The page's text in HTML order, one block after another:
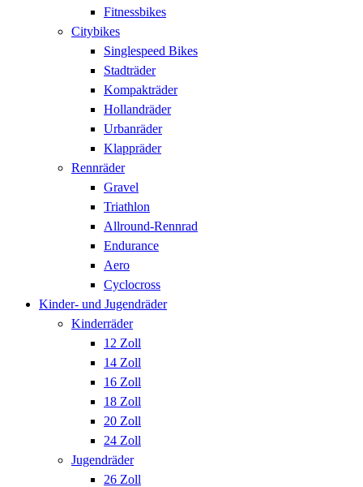
Fitnessbikes
Citybikes
Singlespeed Bikes
Stadträder
Kompakträder
Hollandräder
Urbanräder
Klappräder
Rennräder
Gravel
Triathlon
Allround-Rennrad
Endurance
Aero
Cyclocross
Kinder- und Jugendräder
Kinderräder
12 Zoll
14 Zoll
16 Zoll
18 Zoll
20 Zoll
24 Zoll
Jugendräder
26 Zoll